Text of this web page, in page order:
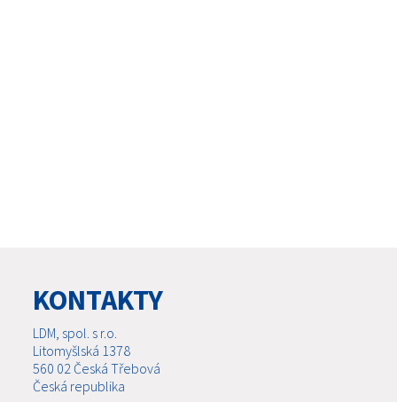
KONTAKTY
LDM, spol. s r.o.
Litomyšlská 1378
560 02 Česká Třebová
Česká republika